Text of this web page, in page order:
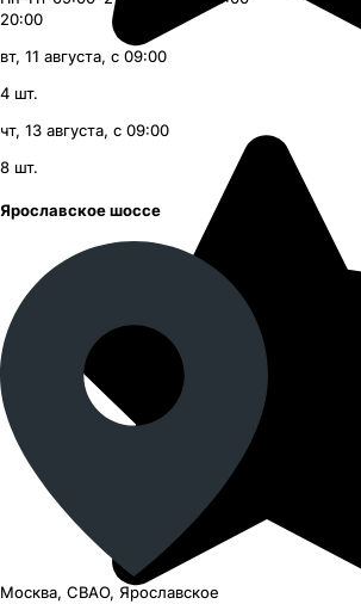
20:00
вт, 11 августа, с 09:00
4 шт.
чт, 13 августа, с 09:00
8 шт.
Ярославское шоссе
Москва, СВАО, Ярославское